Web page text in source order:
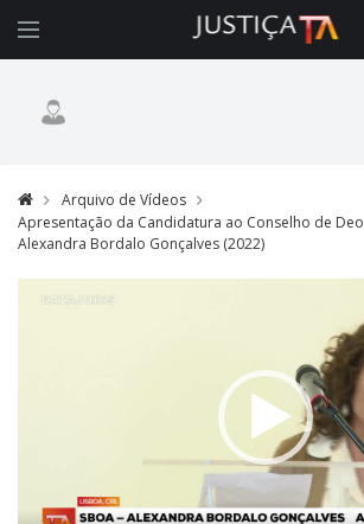
Arquivo de Vídeos
Apresentação da Candidatura ao Conselho de
Alexandra Bordalo Gonçalves (2022)